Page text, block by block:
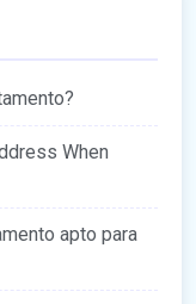
When
apto para